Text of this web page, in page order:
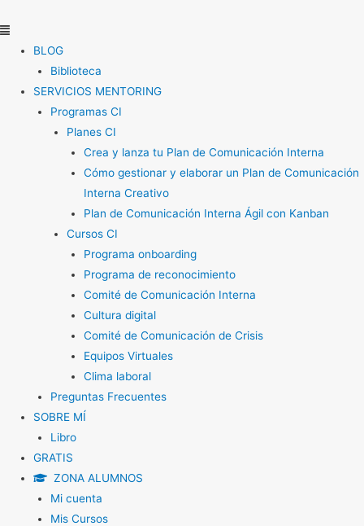
al
contenido
BLOG
Biblioteca
SERVICIOS MENTORING
Programas CI
Planes CI
Crea y lanza tu Plan de Comunicación Interna
Cómo gestionar y elaborar un Plan de Comunicación
Interna Creativo
Plan de Comunicación Interna Ágil con Kanban
Cursos CI
Programa onboarding
Programa de reconocimiento
Comité de Comunicación Interna
Cultura digital
Comité de Comunicación de Crisis
Equipos Virtuales
Clima laboral
Preguntas Frecuentes
SOBRE MÍ
Libro
GRATIS
ZONA ALUMNOS
Mi cuenta
Mis Cursos